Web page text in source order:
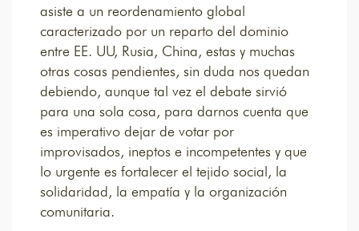
asiste a un reordenamiento global
caracterizado por un reparto del dominio
entre EE. UU, Rusia, China, estas y muchas
otras cosas pendientes, sin duda nos quedan
debiendo, aunque tal vez el debate sirvió
para una sola cosa, para darnos cuenta que
es imperativo dejar de votar por
improvisados, ineptos e incompetentes y que
lo urgente es fortalecer el tejido social, la
solidaridad, la empatía y la organización
comunitaria.